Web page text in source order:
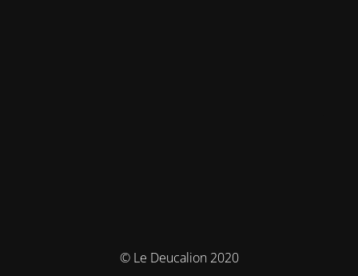
© Le Deucalion 2020